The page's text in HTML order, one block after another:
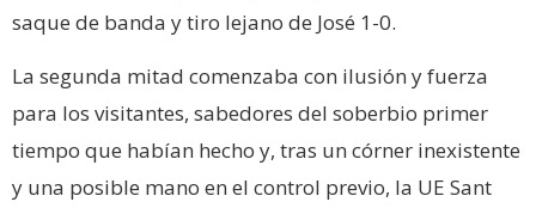
saque de banda y tiro lejano de José 1-0.
La segunda mitad comenzaba con ilusión y fuerza
para los visitantes, sabedores del soberbio primer
tiempo que habían hecho y, tras un córner inexistente
y una posible mano en el control previo, la UE Sant